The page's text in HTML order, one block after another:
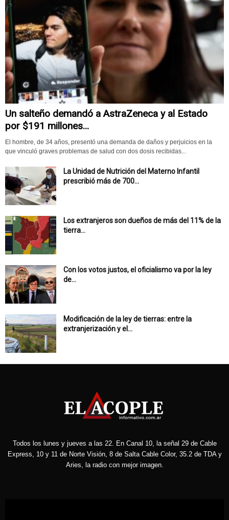
Un salteño demandó a AstraZeneca y al Estado
por $191 millones...
El hombre, de 34 años, presentó una demanda de daños y perjuicios en la
que vinculó graves problemas de salud con dos dosis recibidas...
La Unidad de Nutrición del Materno Infantil
prescribió más de 700...
Los extranjeros son dueños de más del 11% de la
tierra...
Con los votos justos, el oficialismo va por la ley
de...
Modificación de la ley de tierras: entre la
extranjerización y el...
Todos los lunes y jueves a las 22. En Canal 10, la señal 29 de Cable
Express, 10 y 11 de Norte Visión, 8 de Salta Cable Color, 35.2 de TDA y
Aries, la radio con mejor imagen.